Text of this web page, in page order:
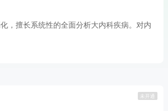
，擅长系统性的全面分析大内科疾病。对内
未开通